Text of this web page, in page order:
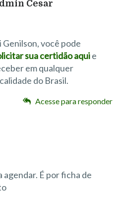
Cesar
Genilson, você pode
sua certidão aquie
em qualquer
do Brasil.
Acesse para responder
agendar. É por ficha de